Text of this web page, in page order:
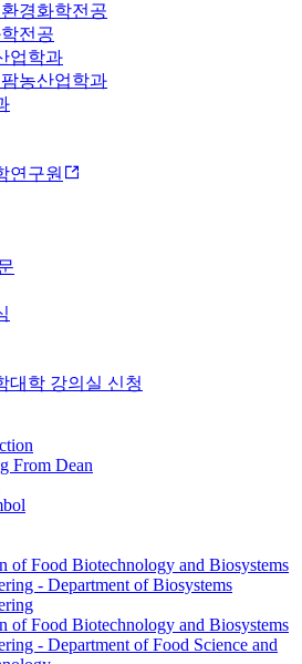
경화학전공
전공
업학과
농산업학과
연구원
대학 강의실 신청
From Dean
of Food Biotechnology and Biosystems
- Department of Biosystems
of Food Biotechnology and Biosystems
- Department of Food Science and